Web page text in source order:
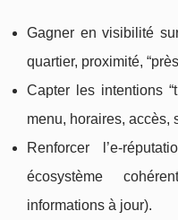
Gagner en visibilité
quartier, proximité,
Cap­ter les intentions
menu, horaires, accès,
Renforcer l’e-
écosystème
informations à jour).